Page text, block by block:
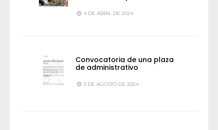
4 DE ABRIL DE 2024
Convocatoria de una plaza
de administrativo
3 DE AGOSTO DE 2024